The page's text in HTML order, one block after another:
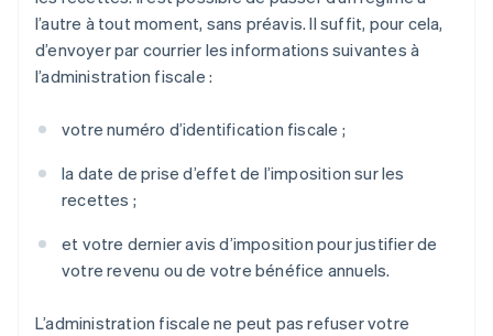
l’autre à tout moment, sans préavis. Il suffit, pour cela,
d’envoyer par courrier les informations suivantes à
l’administration fiscale :
votre numéro d’identification fiscale ;
la date de prise d’effet de l’imposition sur les
recettes ;
et votre dernier avis d’imposition pour justifier de
votre revenu ou de votre bénéfice annuels.
L’administration fiscale ne peut pas refuser votre